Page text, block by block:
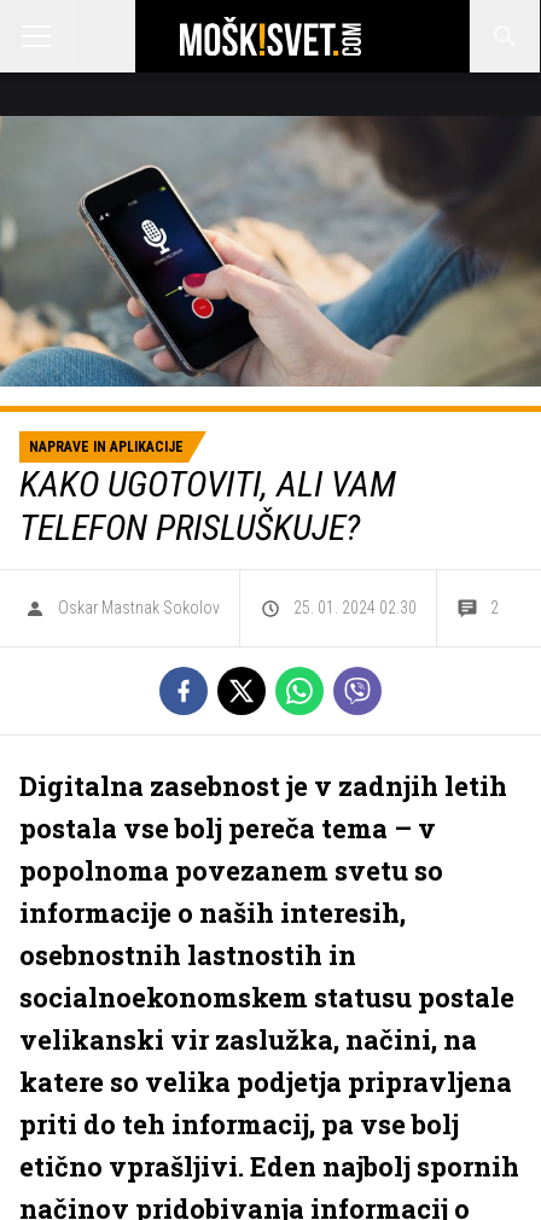
NAPRAVE IN APLIKACIJE
KAKO UGOTOVITI, ALI VAM
TELEFON PRISLUŠKUJE?
Oskar Mastnak Sokolov 25. 01. 2024 02.30 2
Digitalna zasebnost je v zadnjih letih
postala vse bolj pereča tema – v
popolnoma povezanem svetu so
informacije o naših interesih,
osebnostnih lastnostih in
socialnoekonomskem statusu postale
velikanski vir zaslužka, načini, na
katere so velika podjetja pripravljena
priti do teh informacij, pa vse bolj
etično vprašljivi. Eden najbolj spornih
načinov pridobivanja informacij o